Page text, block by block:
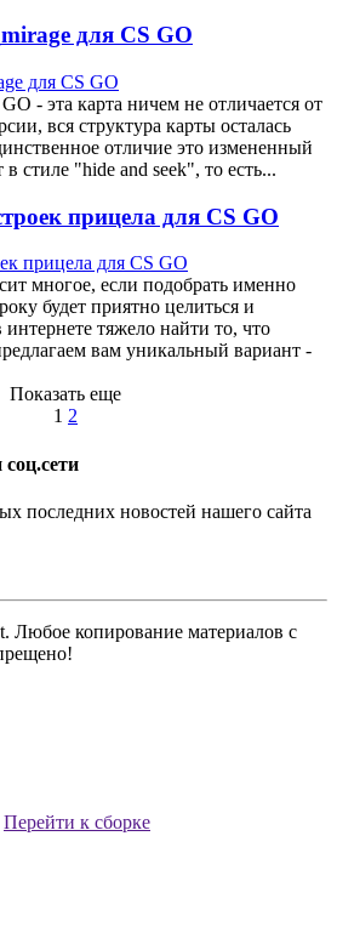
для CS GO
- эта карта ничем не отличается от
вся структура карты осталась
отличие это измененный
стиле "hide and seek", то есть...
прицела для CS GO
многое, если подобрать именно
будет приятно целиться и
интернете тяжело найти то, что
вам уникальный вариант -
Показать еще
1 2
последних новостей нашего сайта
Любое копирование материалов с
Перейти к сборке